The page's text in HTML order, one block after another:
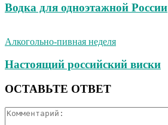
Водка для одноэтажной России
Алкогольно-пивная неделя
Настоящий российский виски
ОСТАВЬТЕ ОТВЕТ